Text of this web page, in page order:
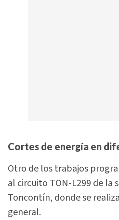
Cortes de energía en
Otro de los trabajos
al circuito TON-L299 de la
Toncontín, donde se
general.